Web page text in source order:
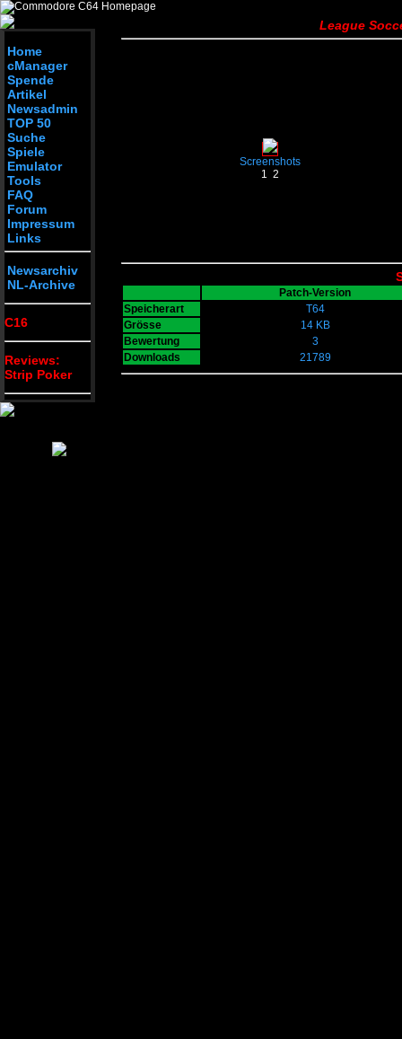
Home
cManager
Spende
Artikel
Newsadmin
TOP 50
Suche
Spiele
Emulator
Tools
FAQ
Forum
Impressum
Links
Newsarchiv
NL-Archive
C16
Reviews:
Strip Poker
League
Screenshots
1 2
Patch-Version
Speicherart
T64
Grösse
14 KB
Bewertung
3
Downloads
21789